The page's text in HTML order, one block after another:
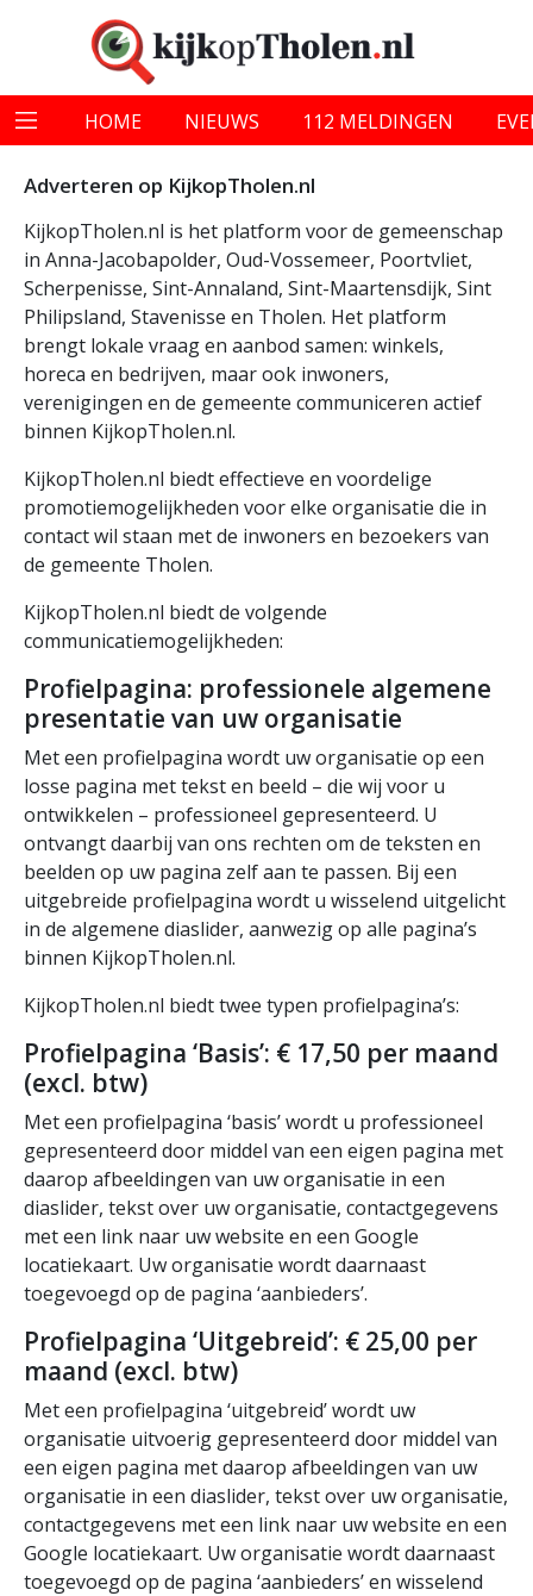
HOME NIEUWS 112 MELDINGEN
Adverteren op KijkopTholen.nl
KijkopTholen.nl is het platform voor de gemeenschap
in Anna-Jacobapolder, Oud-Vossemeer, Poortvliet,
Scherpenisse, Sint-Annaland, Sint-Maartensdijk, Sint
Philipsland, Stavenisse en Tholen. Het platform
brengt lokale vraag en aanbod samen: winkels,
horeca en bedrijven, maar ook inwoners,
verenigingen en de gemeente communiceren actief
binnen KijkopTholen.nl.
KijkopTholen.nl biedt effectieve en voordelige
promotiemogelijkheden voor elke organisatie die in
contact wil staan met de inwoners en bezoekers van
de gemeente Tholen.
KijkopTholen.nl biedt de volgende
communicatiemogelijkheden:
Profielpagina: professionele algemene
presentatie van uw organisatie
Met een profielpagina wordt uw organisatie op een
losse pagina met tekst en beeld – die wij voor u
ontwikkelen – professioneel gepresenteerd. U
ontvangt daarbij van ons rechten om de teksten en
beelden op uw pagina zelf aan te passen. Bij een
uitgebreide profielpagina wordt u wisselend uitgelicht
in de algemene diaslider, aanwezig op alle pagina’s
binnen KijkopTholen.nl.
KijkopTholen.nl biedt twee typen profielpagina’s:
Profielpagina ‘Basis’: € 17,50 per maand
(excl. btw)
Met een profielpagina ‘basis’ wordt u professioneel
gepresenteerd door middel van een eigen pagina met
daarop afbeeldingen van uw organisatie in een
diaslider, tekst over uw organisatie, contactgegevens
met een link naar uw website en een Google
locatiekaart. Uw organisatie wordt daarnaast
toegevoegd op de pagina ‘aanbieders’.
Profielpagina ‘Uitgebreid’: € 25,00 per
maand (excl. btw)
Met een profielpagina ‘uitgebreid’ wordt uw
organisatie uitvoerig gepresenteerd door middel van
een eigen pagina met daarop afbeeldingen van uw
organisatie in een diaslider, tekst over uw organisatie,
contactgegevens met een link naar uw website en een
Google locatiekaart. Uw organisatie wordt daarnaast
toegevoegd op de pagina ‘aanbieders’ en wisselend